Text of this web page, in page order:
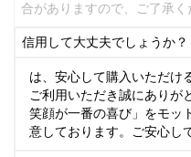
合がありますので、ご了承く
信用して大丈夫でしょうか？
は、安心して購入いただけ
ご利用いただき誠にありが
笑顔が一番の喜び」をモッ
意しております。ご安心し